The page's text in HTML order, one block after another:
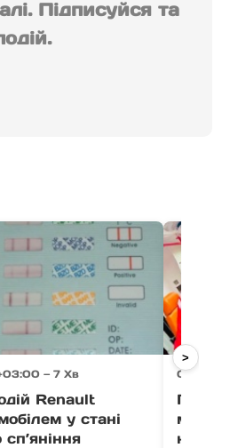
Підписуйся та
— 7 Хв
Renault
у стані
09
мати
>